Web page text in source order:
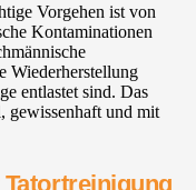
Vorgehen ist von
Kontaminationen
Wiederherstellung
entlastet sind. Das
gewissenhaft und mit